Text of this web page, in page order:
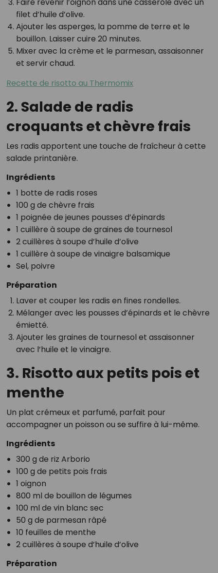
Faire revenir l’oignon dans une casserole avec un
filet d’huile d’olive.
Ajouter les asperges, la pomme de terre et le
bouillon. Laisser cuire 20 minutes.
Mixer avec la crème et le parmesan, assaisonner
et servir chaud.
Recette de risotto au Thermomix
2. Salade de radis
croquants et chèvre frais
Les radis apportent une touche de fraîcheur à cette
salade printanière.
Ingrédients
1 botte de radis roses
100 g de chèvre frais
1 poignée de jeunes pousses d’épinards
1 cuillère à soupe de graines de tournesol
2 cuillères à soupe d’huile d’olive
1 cuillère à soupe de vinaigre balsamique
Sel, poivre
Préparation
Laver et couper les radis en fines rondelles.
Mélanger avec les pousses d’épinards et le chèvre
émietté.
Ajouter les graines de tournesol et assaisonner
avec l’huile et le vinaigre.
3. Risotto aux petits pois et
menthe
Un plat crémeux et parfumé, parfait pour
accompagner un poisson ou se suffire à lui-même.
Ingrédients
300 g de riz Arborio
100 g de petits pois frais
1 oignon
800 ml de bouillon de légumes
100 ml de vin blanc sec
50 g de parmesan râpé
10 feuilles de menthe
2 cuillères à soupe d’huile d’olive
Préparation